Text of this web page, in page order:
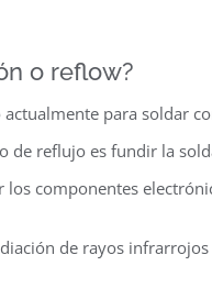
o reflow?
para soldar
de reflujo es fundir la
componentes
de rayos